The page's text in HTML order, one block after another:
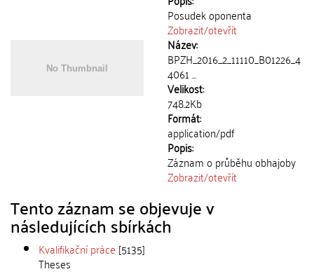
Posudek oponenta
Zobrazit/otevřít
Název:
BPZH_2016_2_11110_B01226_4
4061 ...
Velikost:
748.2Kb
Formát:
application/pdf
Popis:
Záznam o průběhu obhajoby
Zobrazit/otevřít
Tento záznam se objevuje v
následujících sbírkách
Kvalifikační práce [5135]
Theses